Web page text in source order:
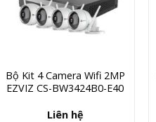
Bộ Kit 4 Camera Wifi 2MP
EZVIZ CS-BW3424B0-E40
Liên hệ